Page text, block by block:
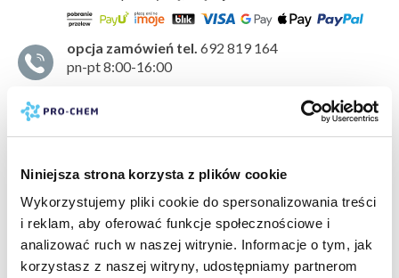
Niniejsza strona korzysta z plików cookie
Wykorzystujemy pliki cookie do spersonalizowania treści
i reklam, aby oferować funkcje społecznościowe i
analizować ruch w naszej witrynie. Informacje o tym, jak
korzystasz z naszej witryny, udostępniamy partnerom
opcja zamówień tel. 692 819 164
pn-pt 8:00-16:00
Odświeżacz powietrza, który doskonale sprawdza się jako
środek
do niwelowania nieprzyjemnego zapachu.
samochodzie czy szafie. Bardzo wydajny i wygodny
Nie zostawia plam.
Kompozycja zapachowa
Słodki, soczysty aromat czarnych winogron,
pokaż więcej »
bezpieczeństwo:
karta charakterystyki